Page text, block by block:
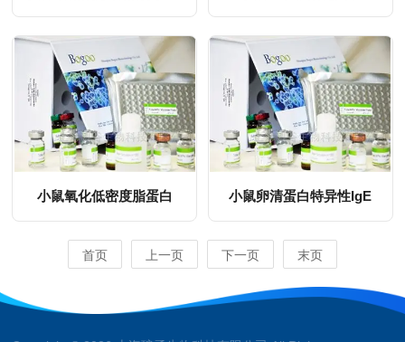
小鼠氧化低密度脂蛋白 小鼠卵清蛋白特异性IgE
首页 上一页 下一页 末页